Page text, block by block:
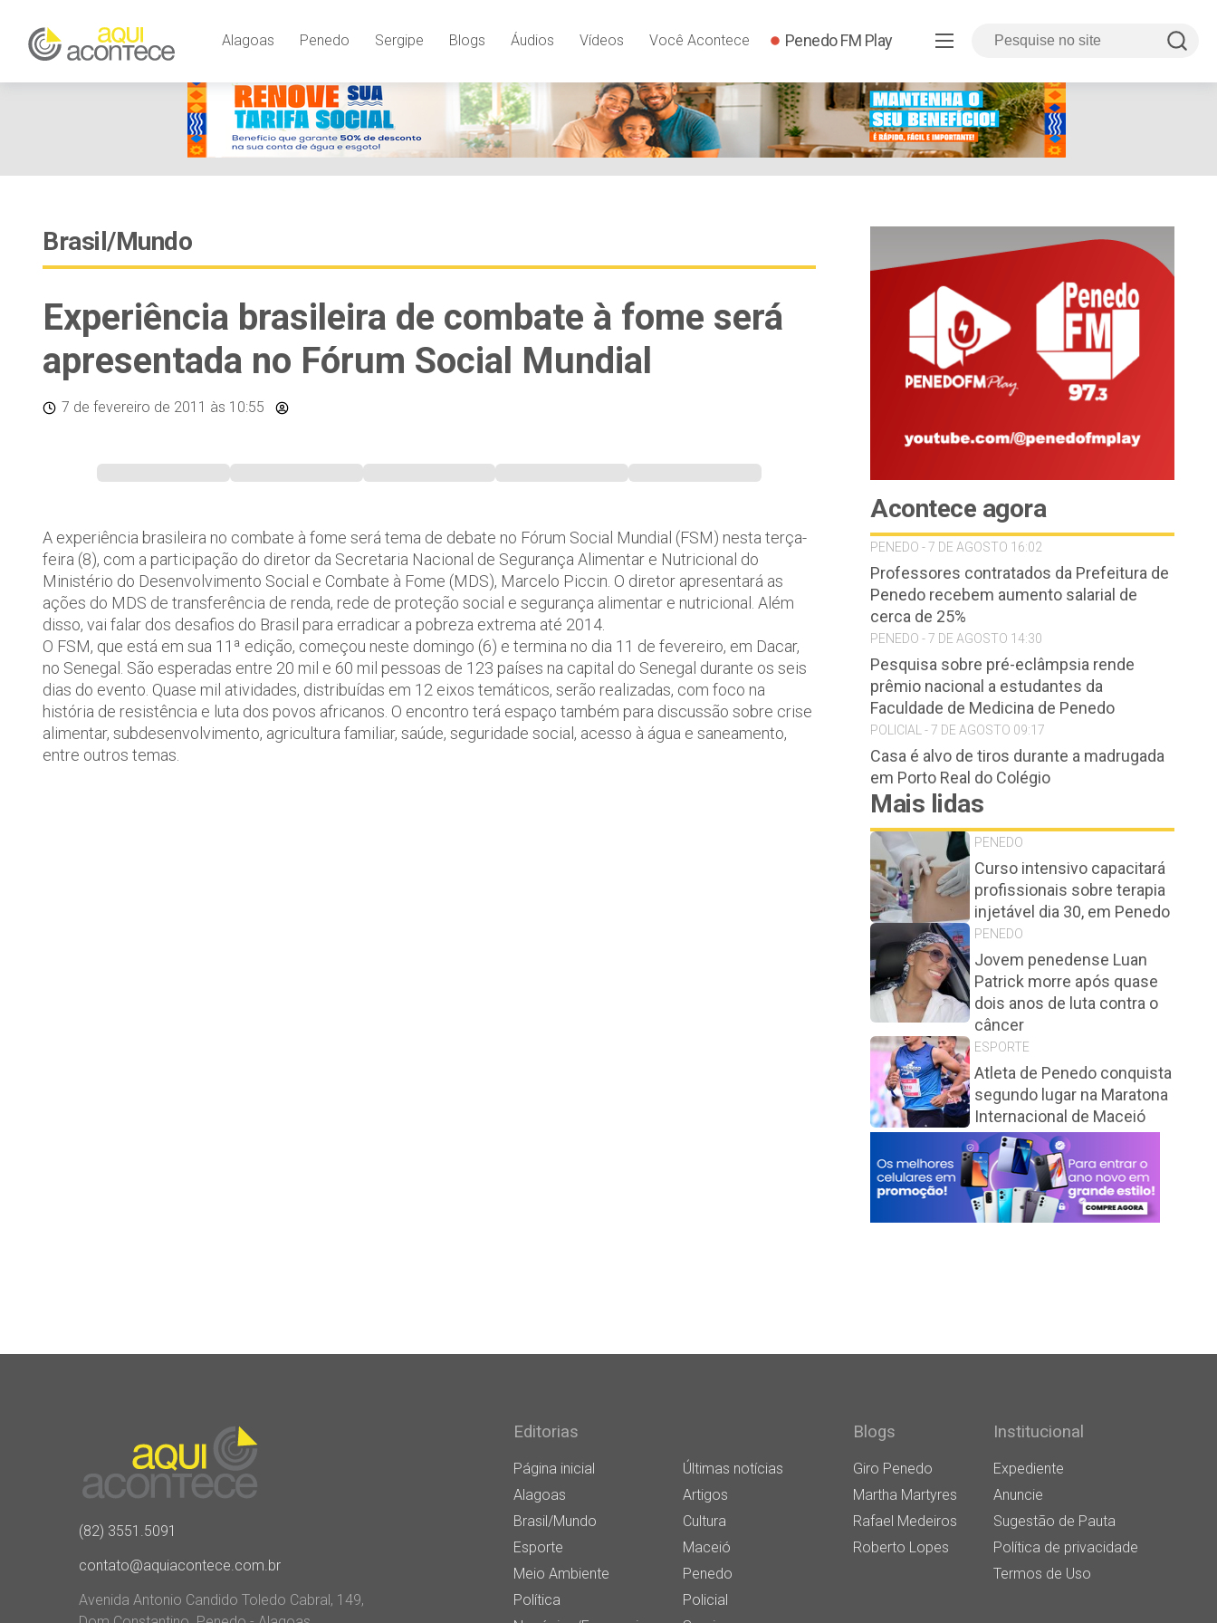
Alagoas Penedo Sergipe Blogs Áudios Vídeos Você Acontece Penedo FM Play
Brasil/Mundo
Experiência brasileira de combate à fome será
apresentada no Fórum Social Mundial
7 de fevereiro de 2011 às 10:55
A experiência brasileira no combate à fome será tema de debate no Fórum Social Mundial (FSM) nesta terça-
feira (8), com a participação do diretor da Secretaria Nacional de Segurança Alimentar e Nutricional do
Ministério do Desenvolvimento Social e Combate à Fome (MDS), Marcelo Piccin. O diretor apresentará as
ações do MDS de transferência de renda, rede de proteção social e segurança alimentar e nutricional. Além
disso, vai falar dos desafios do Brasil para erradicar a pobreza extrema até 2014.
O FSM, que está em sua 11ª edição, começou neste domingo (6) e termina no dia 11 de fevereiro, em Dacar,
no Senegal. São esperadas entre 20 mil e 60 mil pessoas de 123 países na capital do Senegal durante os seis
dias do evento. Quase mil atividades, distribuídas em 12 eixos temáticos, serão realizadas, com foco na
história de resistência e luta dos povos africanos. O encontro terá espaço também para discussão sobre crise
alimentar, subdesenvolvimento, agricultura familiar, saúde, seguridade social, acesso à água e saneamento,
entre outros temas.
Acontece agora
PENEDO - 7 DE AGOSTO 16:02
Professores contratados da Prefeitura de
Penedo recebem aumento salarial de
cerca de 25%
PENEDO - 7 DE AGOSTO 14:30
Pesquisa sobre pré-eclâmpsia rende
prêmio nacional a estudantes da
Faculdade de Medicina de Penedo
POLICIAL - 7 DE AGOSTO 09:17
Casa é alvo de tiros durante a madrugada
em Porto Real do Colégio
Mais lidas
PENEDO
Curso intensivo capacitará
profissionais sobre terapia
injetável dia 30, em Penedo
PENEDO
Jovem penedense Luan
Patrick morre após quase
dois anos de luta contra o
câncer
ESPORTE
Atleta de Penedo conquista
segundo lugar na Maratona
Internacional de Maceió
(82) 3551.5091
contato@aquiacontece.com.br
Avenida Antonio Candido Toledo Cabral, 149,
Editorias
Página inicial
Últimas notícias
Alagoas
Artigos
Brasil/Mundo
Cultura
Esporte
Maceió
Meio Ambiente
Penedo
Política
Policial
Blogs
Giro Penedo
Martha Martyres
Rafael Medeiros
Roberto Lopes
Institucional
Expediente
Anuncie
Sugestão de Pauta
Política de privacidade
Termos de Uso